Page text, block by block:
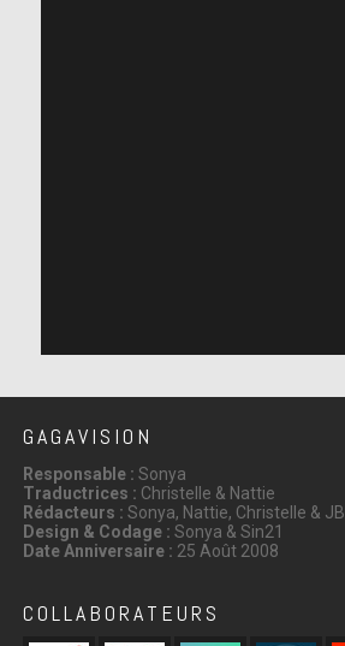
GAGAVISION
Responsable : Sonya
Traductrices : Christelle & Nattie
Rédacteurs : Sonya, Nattie, Christelle & JB
Design & Codage : Sonya & Sin21
Date Anniversaire : 25 Août 2008
COLLABORATEURS